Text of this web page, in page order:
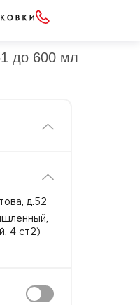
от 351 до 600 мл
до 600 мл
д.52
4 ст2)